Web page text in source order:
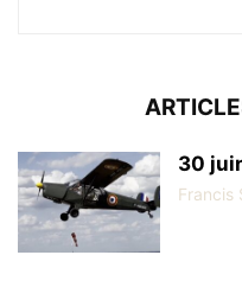
30
Francis